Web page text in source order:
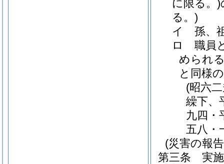
に限る。)
る。)
イ
孫、
ロ
職員
められ
と同様
(昭六
繰下、
九四・
五八・
(災害の報
第三条
実